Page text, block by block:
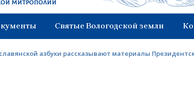
митрополии
Святые Вологодской земли
азбуки рассказывают материалы